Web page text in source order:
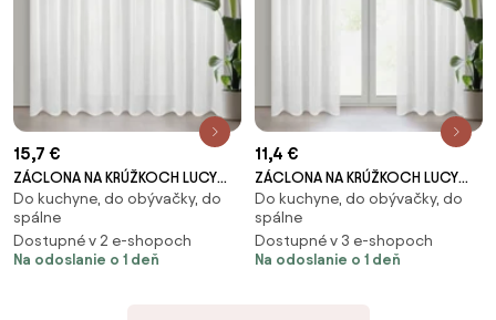
15,7 €
ZÁCLONA NA KRÚŽKOCH LUCY
200X250 CM BIELA
Do kuchyne, do obývačky, do
spálne
Dostupné v 2 e-shopoch
Na odoslanie o 1 deň
11,4 €
ZÁCLONA NA KRÚŽKOCH LUCY
140X250 CM BIELA
Do kuchyne, do obývačky, do
spálne
Dostupné v 3 e-shopoch
Na odoslanie o 1 deň